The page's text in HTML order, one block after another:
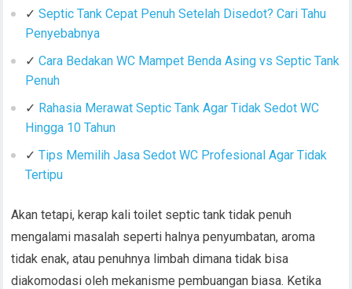
✓ Septic Tank Cepat Penuh Setelah Disedot? Cari Tahu
Penyebabnya
✓ Cara Bedakan WC Mampet Benda Asing vs Septic Tank
Penuh
✓ Rahasia Merawat Septic Tank Agar Tidak Sedot WC
Hingga 10 Tahun
✓ Tips Memilih Jasa Sedot WC Profesional Agar Tidak
Tertipu
Akan tetapi, kerap kali toilet septic tank tidak penuh
mengalami masalah seperti halnya penyumbatan, aroma
tidak enak, atau penuhnya limbah dimana tidak bisa
diakomodasi oleh mekanisme pembuangan biasa. Ketika